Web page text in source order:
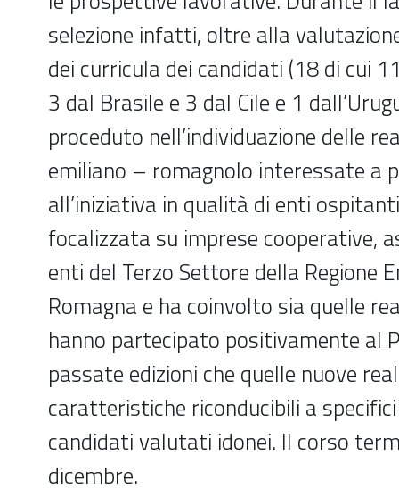
selezione infatti, oltre alla
dei curricula dei candidati (18 di cui
3 dal Brasile e 3 dal Cile e 1
proceduto nell’individuazione delle
emiliano – romagnolo interessate a
all’iniziativa in qualità di enti
focalizzata su imprese cooperative,
enti del Terzo Settore della Regione
Romagna e ha coinvolto sia quelle
hanno partecipato positivamente al
passate edizioni che quelle nuove
caratteristiche riconducibili a
candidati valutati idonei. Il corso
dicembre.